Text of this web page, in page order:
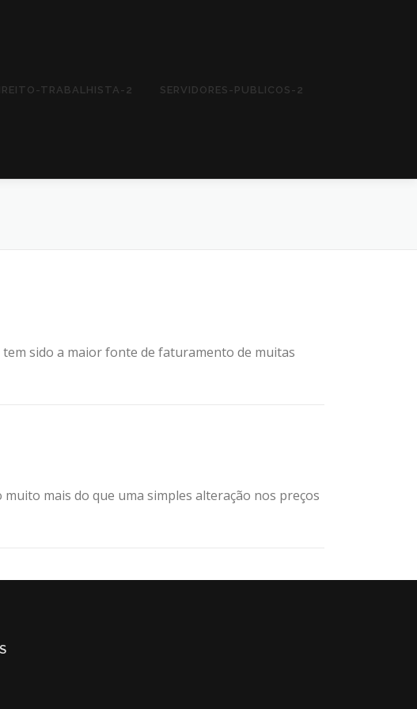
TRABALHISTA-2 SERVIDORES-PUBLICOS-2
sido a maior fonte de faturamento de muitas
mais do que uma simples alteração nos preços